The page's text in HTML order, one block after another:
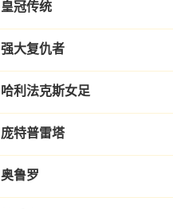
皇冠传统
强大复仇者
哈利法克斯女足
庞特普雷塔
奥鲁罗